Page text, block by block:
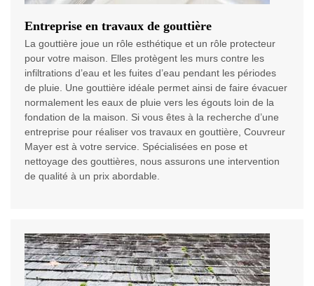
Entreprise en travaux de gouttière
La gouttière joue un rôle esthétique et un rôle protecteur
pour votre maison. Elles protègent les murs contre les
infiltrations d’eau et les fuites d’eau pendant les périodes
de pluie. Une gouttière idéale permet ainsi de faire évacuer
normalement les eaux de pluie vers les égouts loin de la
fondation de la maison. Si vous êtes à la recherche d’une
entreprise pour réaliser vos travaux en gouttière, Couvreur
Mayer est à votre service. Spécialisées en pose et
nettoyage des gouttières, nous assurons une intervention
de qualité à un prix abordable.